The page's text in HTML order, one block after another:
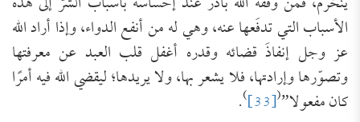
الأسباب التي تدفَعها عنه، وهي له من أنفع الدواء، وإذا أراد الله
عز وجل إنفاذَ قضائه وقدره أغفل قلب العبد عن معرفتها
وتصوّرها وإرادتها، فلا يشعر بها، ولا يريدها؛ ليقضي الله فيه أمرًا
كان مفعولا”(
[33]
)
.